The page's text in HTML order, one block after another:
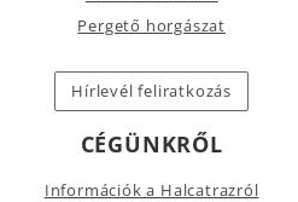
Pergető horgászat
Hírlevél feliratkozás
CÉGÜNKRŐL
Információk a Halcatrazról